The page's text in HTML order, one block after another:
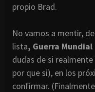
propio Brad.
No vamos a mentir,
lista, Guerra Mundial
dudas de si
por que si), en los
confirmar.